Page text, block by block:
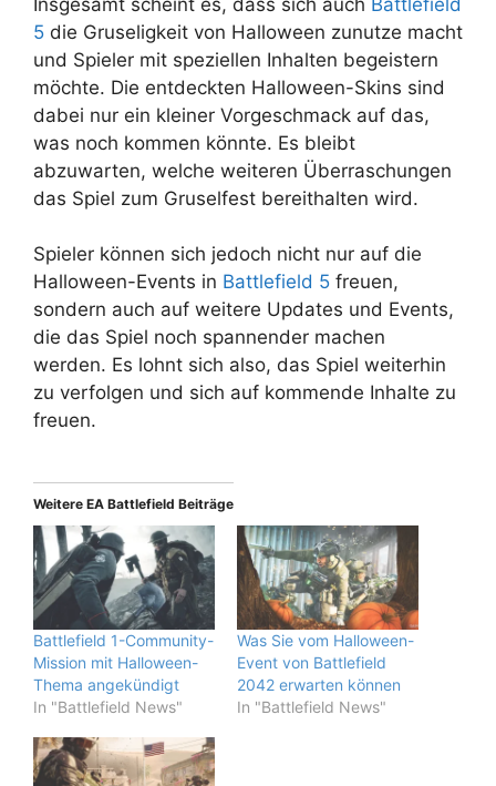
5 die Gruseligkeit von Halloween zunutze macht
und Spieler mit speziellen Inhalten begeistern
möchte. Die entdeckten Halloween-Skins sind
dabei nur ein kleiner Vorgeschmack auf das,
was noch kommen könnte. Es bleibt
abzuwarten, welche weiteren Überraschungen
das Spiel zum Gruselfest bereithalten wird.
Spieler können sich jedoch nicht nur auf die
Halloween-Events in Battlefield 5 freuen,
sondern auch auf weitere Updates und Events,
die das Spiel noch spannender machen
werden. Es lohnt sich also, das Spiel weiterhin
zu verfolgen und sich auf kommende Inhalte zu
freuen.
Weitere EA Battlefield Beiträge
Battlefield 1-Community-
Mission mit Halloween-
Thema angekündigt
In "Battlefield News"
Was Sie vom Halloween-
Event von Battlefield
2042 erwarten können
In "Battlefield News"